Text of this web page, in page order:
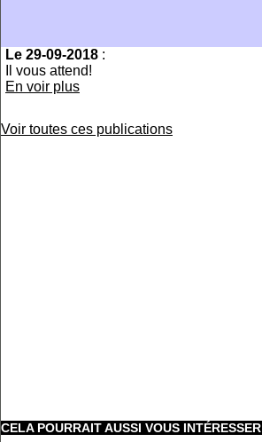
Le 29-09-2018 :
Il vous attend!
En voir plus
Voir toutes ces publications
CELA POURRAIT AUSSI VOUS INTÉRESSER